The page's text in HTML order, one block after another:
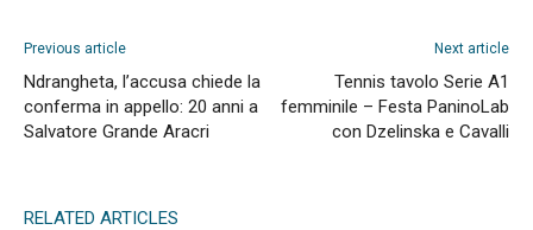
Previous article
Ndrangheta, l’accusa chiede la
conferma in appello: 20 anni a
Salvatore Grande Aracri
Next article
Tennis tavolo Serie A1
femminile – Festa PaninoLab
con Dzelinska e Cavalli
RELATED ARTICLES